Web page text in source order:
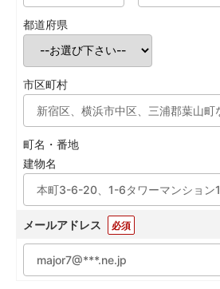
都道府県
市区町村
町名・番地
建物名
メールアドレス 必須